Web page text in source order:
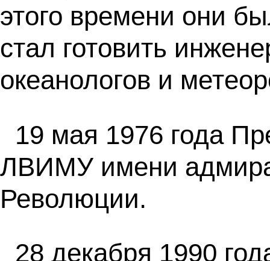
этого времени они
стал готовить
океанологов и
19 мая 1976 года
ЛВИМУ имени
Революции.
28 декабря 1990